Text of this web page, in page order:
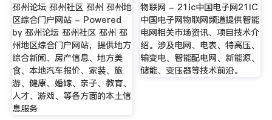
邳州论坛 邳州社区 邳州 邳州地
区综合门户网站 - Powered
by 邳州论坛 邳州社区 邳州 邳
州地区综合门户网站，提供地方
综合新闻、房产信息、地方美
食、本地汽车报价、家装、旅
游、健康、婚嫁、亲子、教育、
人才、游戏、等各方面的本土信
息服务
物联网 - 21ic中国电子网21IC
中国电子网物联网频道提供智能
电网相关市场资讯、项目技术介
绍。涉及电网、电表、特高压、
输变电、智能配电网、新能源、
储能、变压器等技术前沿。